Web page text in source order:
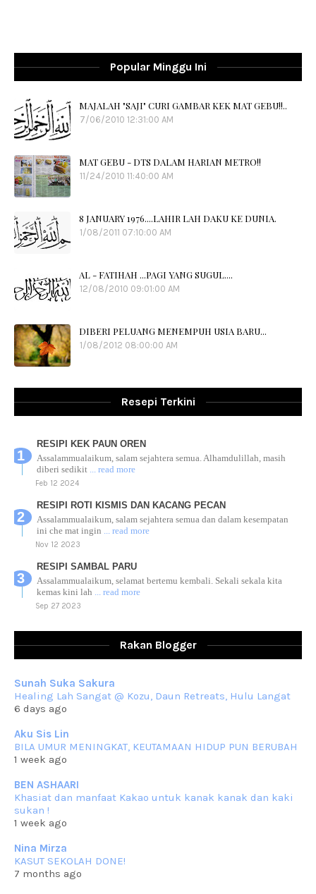
Popular Minggu Ini
MAJALAH "SAJI" CURI GAMBAR KEK MAT GEBU!!..
7/06/2010 12:31:00 AM
MAT GEBU - DTS DALAM HARIAN METRO!!
11/24/2010 11:40:00 AM
8 JANUARY 1976....LAHIR LAH DAKU KE DUNIA.
1/08/2011 07:10:00 AM
AL - FATIHAH ...PAGI YANG SUGUL....
12/08/2010 09:01:00 AM
DIBERI PELUANG MENEMPUH USIA BARU...
1/08/2012 08:00:00 AM
Resepi Terkini
RESIPI KEK PAUN OREN
Assalammualaikum, salam sejahtera semua. Alhamdulillah, masih
diberi sedikit ... read more
Feb 12 2024
RESIPI ROTI KISMIS DAN KACANG PECAN
Assalammualaikum, salam sejahtera semua dan dalam kesempatan
ini che mat ingin ... read more
Nov 12 2023
RESIPI SAMBAL PARU
Assalammualaikum, selamat bertemu kembali. Sekali sekala kita
kemas kini lah ... read more
Sep 27 2023
Assalammualaikum, salam sejahtera dan salam rindu untuk semua.
RESIPI KUIH KASWI KELEDEK UNGU
Assalammualaikum, salam semua. Masih belum terlambat untuk che
mat ucapkan
Jun 30 2023
RESIPI KURMA AYAM MERAH
Assalammualaikum, salam semua. Hari ni 4 Zulhijjah 1444 Hijrah,
Jun 23 2023
RESIPI SAMBAL PARU
Assalammualaikum, salam sejahtera semua. Lama betul che mat tak
Jun 20 2023
RESIPI PISANG MUDA MASAK LEMAK
Rakan Blogger
Sunah Suka Sakura
Healing Lah Sangat @ Kozu, Daun Retreats, Hulu Langat
6 days ago
Aku Sis Lin
BILA UMUR MENINGKAT, KEUTAMAAN HIDUP PUN BERUBAH
1 week ago
BEN ASHAARI
Khasiat dan manfaat Kakao untuk kanak kanak dan kaki
sukan !
1 week ago
Nina Mirza
KASUT SEKOLAH DONE!
7 months ago